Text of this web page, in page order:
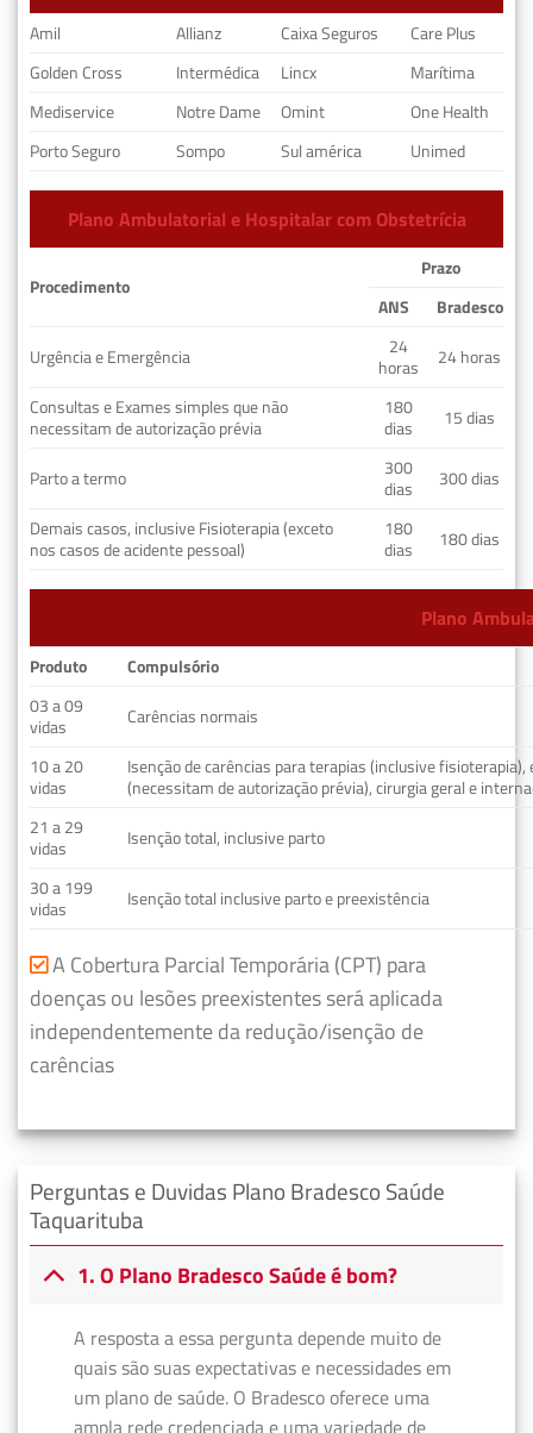
Amil
Allianz Caixa Seguros
Care Plus
Golden Cross
Intermédica Lincx
Marítima
Mediservice
Notre Dame Omint
One Health
Porto Seguro
Sompo Sul américa Unimed
Plano Ambulatorial e Hospitalar com Obstetrícia
Procedimento
Prazo
ANS
Bradesco
Urgência e Emergência
24
horas
24 horas
Consultas e Exames simples que não
necessitam de autorização prévia
180
dias
15 dias
Parto a termo
300
dias
300 dias
Demais casos, inclusive Fisioterapia (exceto
nos casos de acidente pessoal)
180
dias
180 dias
Plano
Produto
Compulsório
03 a 09
vidas
Carências normais
10 a 20
vidas
Isenção de carências para terapias (inclusive fisioterapia),
(necessitam de autorização prévia), cirurgia geral e
21 a 29
vidas
Isenção total, inclusive parto
30 a 199
vidas
Isenção total inclusive parto e preexistência
A Cobertura Parcial Temporária (CPT) para
doenças ou lesões preexistentes será aplicada
independentemente da redução/isenção de
carências
Perguntas e Duvidas Plano Bradesco Saúde
Taquarituba
1. O Plano Bradesco Saúde é bom?
A resposta a essa pergunta depende muito de
quais são suas expectativas e necessidades em
um plano de saúde. O Bradesco oferece uma